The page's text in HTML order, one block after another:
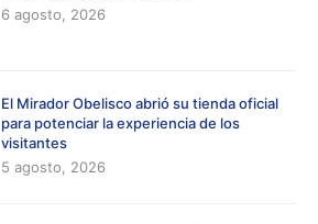
6 agosto, 2026
El Mirador Obelisco abrió su tienda oficial
para potenciar la experiencia de los
visitantes
5 agosto, 2026